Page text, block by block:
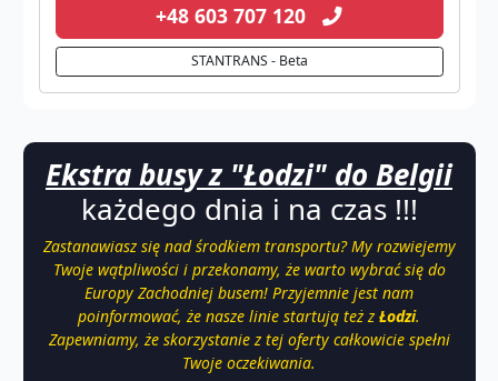
+48 603 707 120
STANTRANS - Beta
Ekstra busy z "Łodzi" do Belgii
każdego dnia i na czas !!!
Zastanawiasz się nad środkiem transportu? My rozwiejemy
Twoje wątpliwości i przekonamy, że warto wybrać się do
Europy Zachodniej busem! Przyjemnie jest nam
poinformować, że nasze linie startują też z Łodzi.
Zapewniamy, że skorzystanie z tej oferty całkowicie spełni
Twoje oczekiwania.